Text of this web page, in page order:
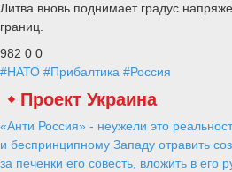
Литва вновь поднимает градус
границ.
982 0 0
#НАТО #Прибалтика #Россия
Проект Украина
«Анти Россия» - неужели это
и беспринципному Западу отравить
за печенки его совесть, вложить в